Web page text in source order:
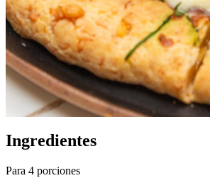
Ingredientes
Para 4 porciones